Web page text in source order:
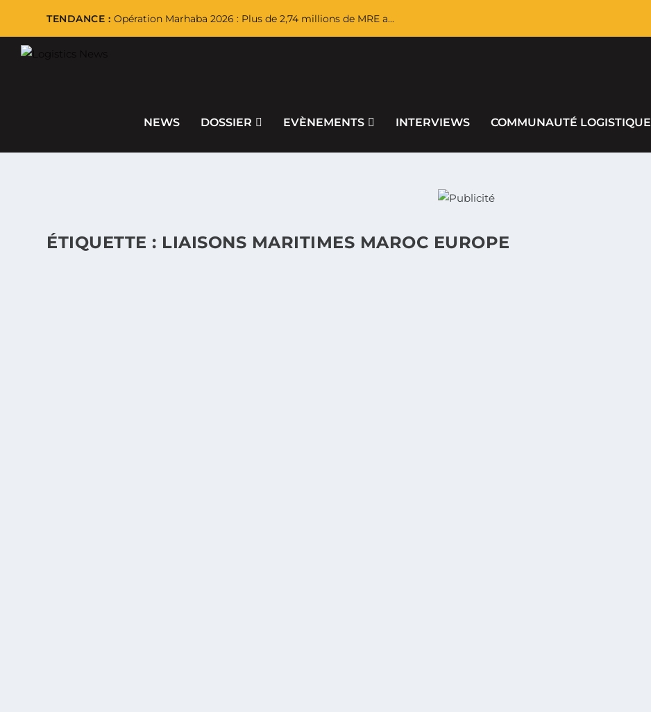
TENDANCE : Opération Marhaba 2026 : Plus de 2,74 millions de MRE a...
NEWS DOSSIER EVÈNEMENTS INTERVIEWS COMMUNAUTÉ LOGISTIQUE
ÉTIQUETTE : LIAISONS MARITIMES MAROC EUROPE